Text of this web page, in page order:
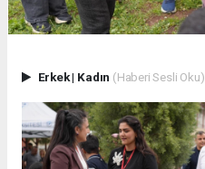
Erkek| Kadın (Haberi Sesli Oku)